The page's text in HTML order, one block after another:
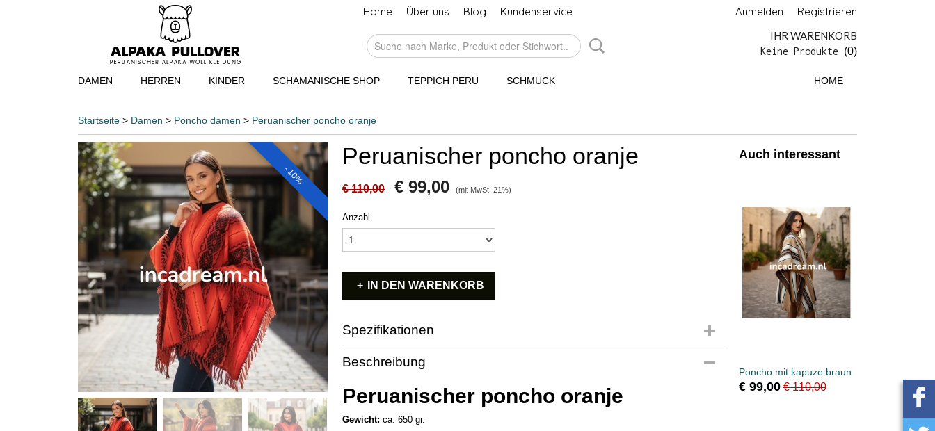
Home Über uns Blog Kundenservice Anmelden Registrieren
IHR WARENKORB
Keine Produkte (0)
HOME
DAMEN HERREN KINDER SCHAMANISCHE SHOP TEPPICH PERU SCHMUCK
Startseite > Damen > Poncho damen > Peruanischer poncho oranje
- 10%
Peruanischer poncho oranje
€ 110,00 € 99,00 (mit MwSt. 21%)
Anzahl
IN DEN WARENKORB
Spezifikationen
Produktcode
Beschreibung
Peruanischer poncho oranje
Gewicht: ca. 650 gr.
Auch interessant
Poncho mit kapuze braun
€ 99,00 € 110,00